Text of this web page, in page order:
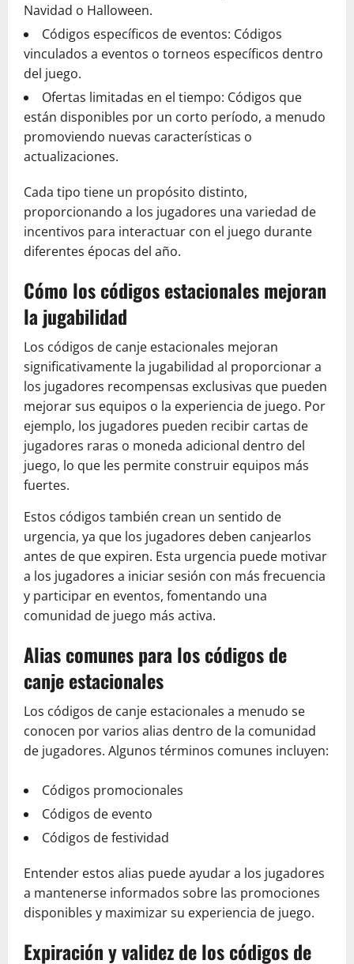
Navidad o Halloween.
Códigos específicos de eventos: Códigos
vinculados a eventos o torneos específicos dentro
del juego.
Ofertas limitadas en el tiempo: Códigos que
están disponibles por un corto período, a menudo
promoviendo nuevas características o
actualizaciones.
Cada tipo tiene un propósito distinto,
proporcionando a los jugadores una variedad de
incentivos para interactuar con el juego durante
diferentes épocas del año.
Cómo los códigos estacionales mejoran
la jugabilidad
Los códigos de canje estacionales mejoran
significativamente la jugabilidad al proporcionar a
los jugadores recompensas exclusivas que pueden
mejorar sus equipos o la experiencia de juego. Por
ejemplo, los jugadores pueden recibir cartas de
jugadores raras o moneda adicional dentro del
juego, lo que les permite construir equipos más
fuertes.
Estos códigos también crean un sentido de
urgencia, ya que los jugadores deben canjearlos
antes de que expiren. Esta urgencia puede motivar
a los jugadores a iniciar sesión con más frecuencia
y participar en eventos, fomentando una
comunidad de juego más activa.
Alias comunes para los códigos de
canje estacionales
Los códigos de canje estacionales a menudo se
conocen por varios alias dentro de la comunidad
de jugadores. Algunos términos comunes incluyen:
Códigos promocionales
Códigos de evento
Códigos de festividad
Entender estos alias puede ayudar a los jugadores
a mantenerse informados sobre las promociones
disponibles y maximizar su experiencia de juego.
Expiración y validez de los códigos de